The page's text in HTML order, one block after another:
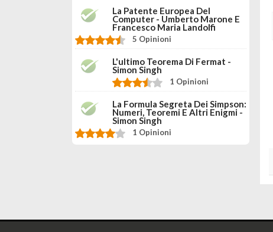
La Patente Europea Del
Computer - Umberto Marone E
Francesco Maria Landolfi
5 Opinioni
L'ultimo Teorema Di Fermat -
Simon Singh
1 Opinioni
La Formula Segreta Dei Simpson:
Numeri, Teoremi E Altri Enigmi -
Simon Singh
1 Opinioni